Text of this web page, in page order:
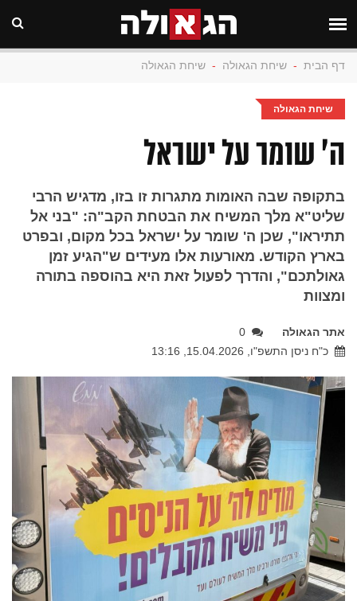
דף הבית - שיחת הגאולה - שיחת הגאולה
שיחת הגאולה
ה' שומר על ישראל
בתקופה שבה האומות מתגרות זו בזו, מדגיש הרבי
שליט"א מלך המשיח את הבטחת הקב"ה: "בני אל
תתיראו", שכן ה' שומר על ישראל בכל מקום, ובפרט
בארץ הקודש. מאורעות אלו מעידים ש"הגיע זמן
גאולתכם", והדרך לפעול זאת היא בהוספה בתורה
ומצוות
אתר הגאולה
0
כ"ח ניסן התשפ"ו, 15.04.2026, 13:16